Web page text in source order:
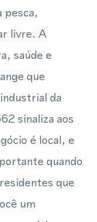
pesca,
livre. A
saúde e
que
da
sinaliza aos
é local, e
quando
que
um